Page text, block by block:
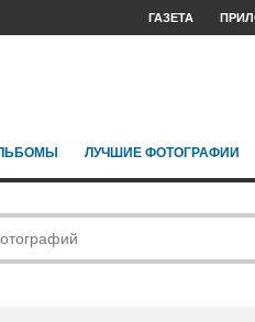
ГАЗЕТА
ЛУЧШИЕ ФОТОГРАФИИ